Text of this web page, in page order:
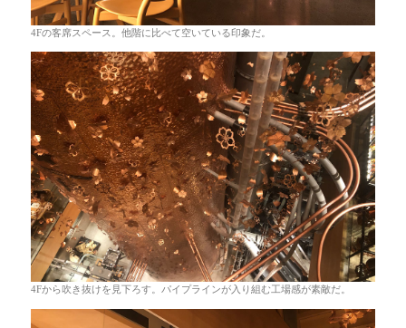
4Fの客席スペース。他階に比べて空いている印象だ。
4Fから吹き抜けを見下ろす。パイプラインが入り組む工場感が素敵だ。